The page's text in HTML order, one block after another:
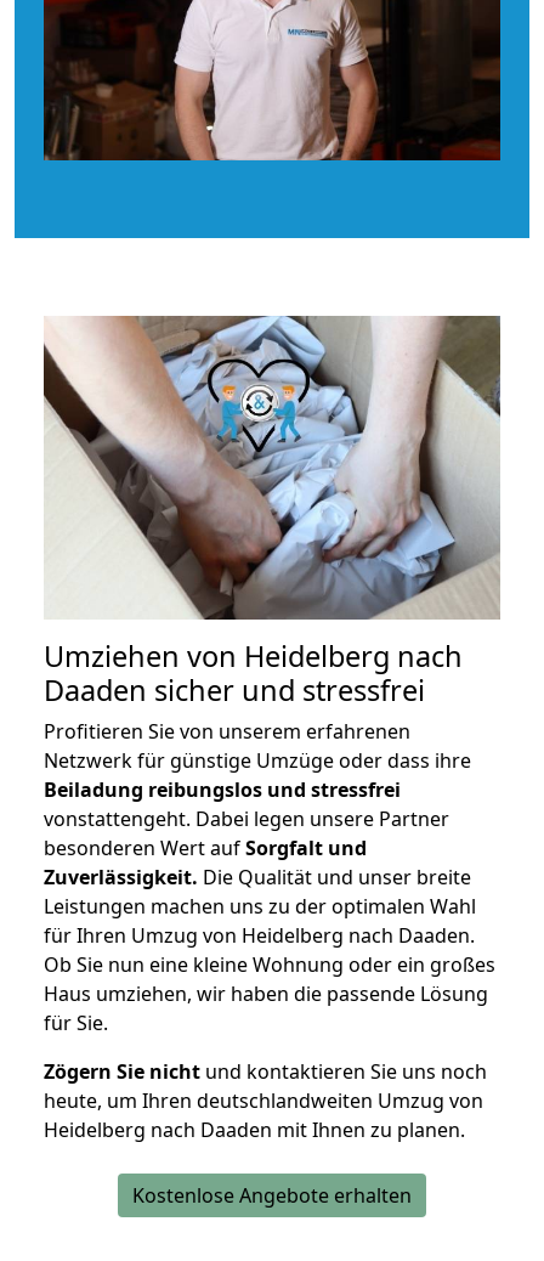
Umziehen von Heidelberg nach
Daaden sicher und stressfrei
Profitieren Sie von unserem erfahrenen
Netzwerk für günstige Umzüge oder dass ihre
Beiladung reibungslos und stressfrei
vonstattengeht. Dabei legen unsere Partner
besonderen Wert aufSorgfalt und
Zuverlässigkeit. Die Qualität und unser breite
Leistungen machen uns zu der optimalen Wahl
für Ihren Umzug von Heidelberg nach Daaden.
Ob Sie nun eine kleine Wohnung oder ein großes
Haus umziehen, wir haben die passende Lösung
für Sie.
Zögern Sie nicht und kontaktieren Sie uns noch
heute, um Ihren deutschlandweiten Umzug von
Heidelberg nach Daaden mit Ihnen zu planen.
Kostenlose Angebote erhalten